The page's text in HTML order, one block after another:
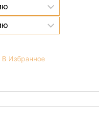
В Избранное